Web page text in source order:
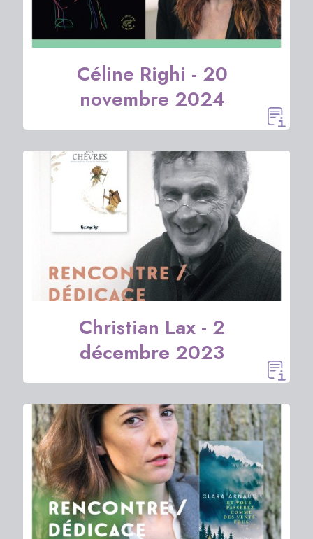
Céline Righi - 20
novembre 2024
Christian Lax - 2
décembre 2023